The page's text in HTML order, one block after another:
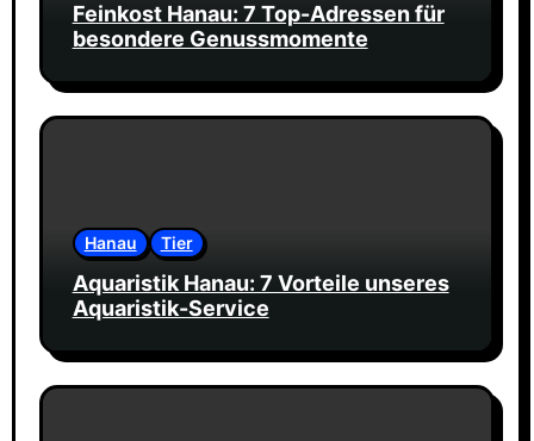
Feinkost Hanau: 7 Top-Adressen für
besondere Genussmomente
Hanau Tier
Aquaristik Hanau: 7 Vorteile unseres
Aquaristik-Service